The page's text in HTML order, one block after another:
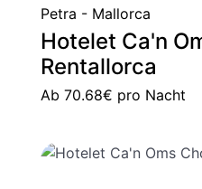
Petra - Mallorca
Hotelet Ca'n
Rentallorca
Ab 70.68€ pro Nacht